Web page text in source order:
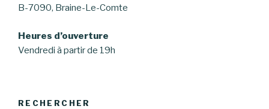
B-7090, Braine-Le-Comte
Heures d’ouverture
Vendredi à partir de 19h
RECHERCHER